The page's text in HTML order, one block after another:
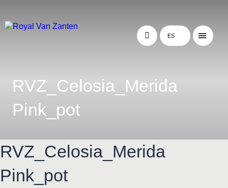
ES
RVZ_Celosia_Merida
Pink_pot
RVZ_Celosia_Merida
Pink_pot